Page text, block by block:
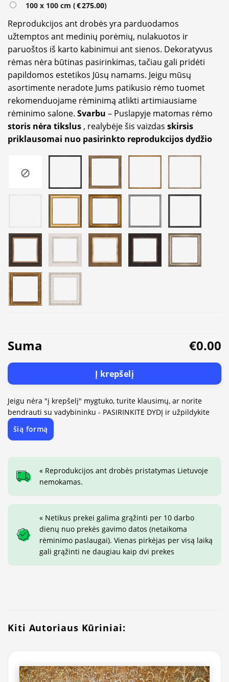
100 x 100 cm (€275.00)
Reprodukcijos ant drobės yra parduodamos
užtemptos ant medinių porėmių, nulakuotos ir
paruoštos iš karto kabinimui ant sienos. Dekoratyvus
rėmas nėra būtinas pasirinkimas, tačiau gali pridėti
papildomos estetikos Jūsų namams. Jeigu mūsų
asortimente neradote Jums patikusio rėmo tuomet
rekomenduojame rėminimą atlikti artimiausiame
rėminimo salone. Svarbu – Puslapyje matomas rėmo
storis nėra tikslus, realybėje šis vaizdas skirsis
priklausomai nuo pasirinkto reprodukcijos dydžio
Suma €0.00
Į krepšelį
Jeigu nėra "į krepšelį" mygtuko, turite klausimų, ar norite
bendrauti su vadybininku - PASIRINKITE DYDĮ ir užpildykite
šią formą
« Reprodukcijos ant drobės pristatymas Lietuvoje
nemokamas.
« Netikus prekei galima grąžinti per 10 darbo
dienų nuo prekės gavimo datos (netaikoma
rėminimo paslaugai). Vienas pirkėjas per visą laiką
gali grąžinti ne daugiau kaip dvi prekes
Kiti Autoriaus Kūriniai: